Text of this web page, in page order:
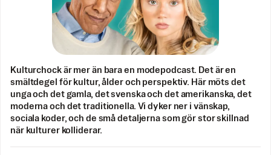
Kulturchock är mer än bara en modepodcast. Det är en
smältdegel för kultur, ålder och perspektiv. Här möts det
unga och det gamla, det svenska och det amerikanska, det
moderna och det traditionella. Vi dyker ner i vänskap,
sociala koder, och de små detaljerna som gör stor skillnad
när kulturer kolliderar.